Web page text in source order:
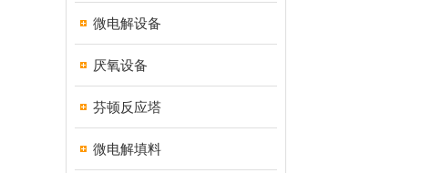
微电解设备
厌氧设备
芬顿反应塔
微电解填料